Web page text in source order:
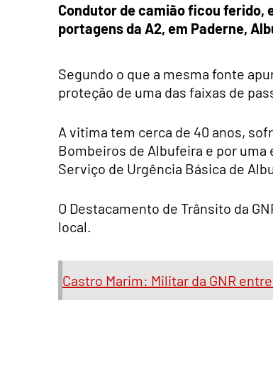
Condutor de camião ficou
portagens da A2, em Paderne,
Segundo o que a mesma fonte
proteção de uma das faixas de
A vitima tem cerca de 40 anos,
Bombeiros de Albufeira e por uma
Serviço de Urgência Básica de
O Destacamento de Trânsito da
local.
Castro Marim: Militar da GNR